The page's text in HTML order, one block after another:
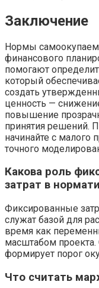
Заключение
Нормы
финансового
помогают
который
создать
ценность —
повышение
принятия решений.
начинайте с малого
точного
Какова роль
затрат в
Фиксированные
служат базой для
время как
масштабом проекта.
формирует порог
Что считать